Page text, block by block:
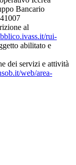
Bancario
al
rui-
abilitato e
dei servizi e attività
web/area-